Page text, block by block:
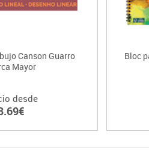
Canson Guarro
Mayor
desde
Bloc